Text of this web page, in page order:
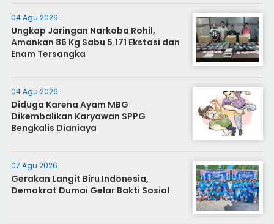
04 Agu 2026
Ungkap Jaringan Narkoba Rohil,
Amankan 86 Kg Sabu 5.171 Ekstasi dan
Enam Tersangka
04 Agu 2026
Diduga Karena Ayam MBG
Dikembalikan Karyawan SPPG
Bengkalis Dianiaya
07 Agu 2026
Gerakan Langit Biru Indonesia,
Demokrat Dumai Gelar Bakti Sosial